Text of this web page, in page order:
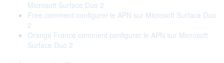
Microsoft Surface Duo 2
Free comment configurer le APN sur Microsoft Surface Duo
2
Orange France comment configurer le APN sur Microsoft
Surface Duo 2